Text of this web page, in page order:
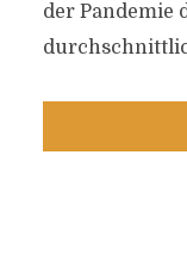
der Pandemie